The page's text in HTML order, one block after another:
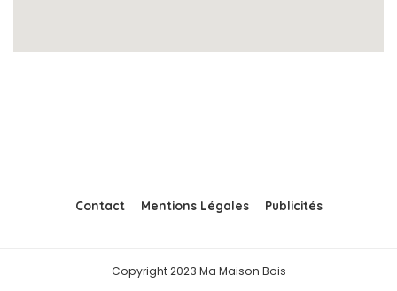
Contact Mentions Légales Publicités
Copyright 2023 Ma Maison Bois